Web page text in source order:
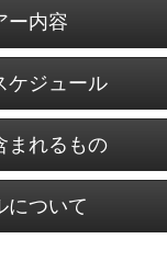
ー内容
ケジュール
まれるもの
について